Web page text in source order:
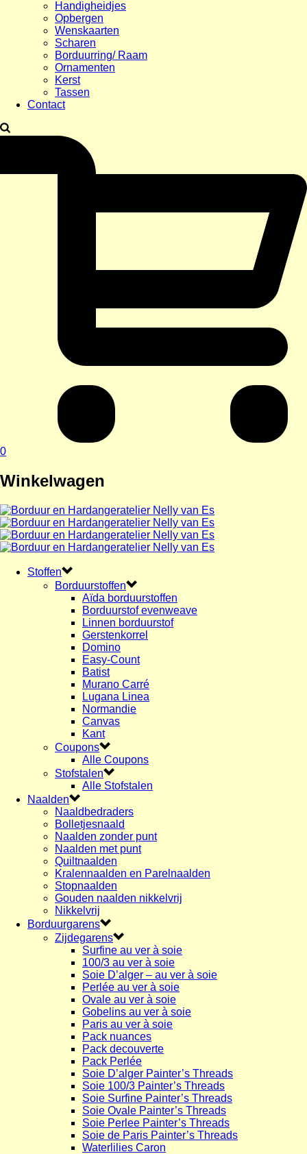
Handigheidjes
Opbergen
Wenskaarten
Scharen
Borduurring/ Raam
Ornamenten
Kerst
Tassen
Contact
0
Winkelwagen
Stoffen
Borduurstoffen
Aïda borduurstoffen
Borduurstof evenweave
Linnen borduurstof
Gerstenkorrel
Domino
Easy-Count
Batist
Murano Carré
Lugana Linea
Normandie
Canvas
Kant
Coupons
Alle Coupons
Stofstalen
Alle Stofstalen
Naalden
Naaldbedraders
Bolletjesnaald
Naalden zonder punt
Naalden met punt
Quiltnaalden
Kralennaalden en Parelnaalden
Stopnaalden
Gouden naalden nikkelvrij
Nikkelvrij
Borduurgarens
Zijdegarens
Surfine au ver à soie
100/3 au ver à soie
Soie D’alger – au ver à soie
Perlée au ver à soie
Ovale au ver à soie
Gobelins au ver à soie
Paris au ver à soie
Pack nuances
Pack decouverte
Pack Perlée
Soie D’alger Painter’s Threads
Soie 100/3 Painter’s Threads
Soie Surfine Painter’s Threads
Soie Ovale Painter’s Threads
Soie Perlee Painter’s Threads
Soie de Paris Painter’s Threads
Waterlilies Caron